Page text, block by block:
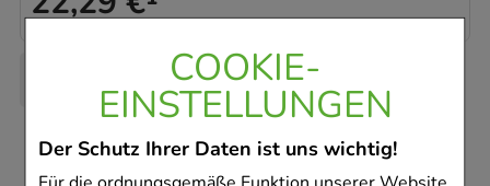
COOKIE-
EINSTELLUNGEN
Der Schutz Ihrer Daten ist uns wichtig!